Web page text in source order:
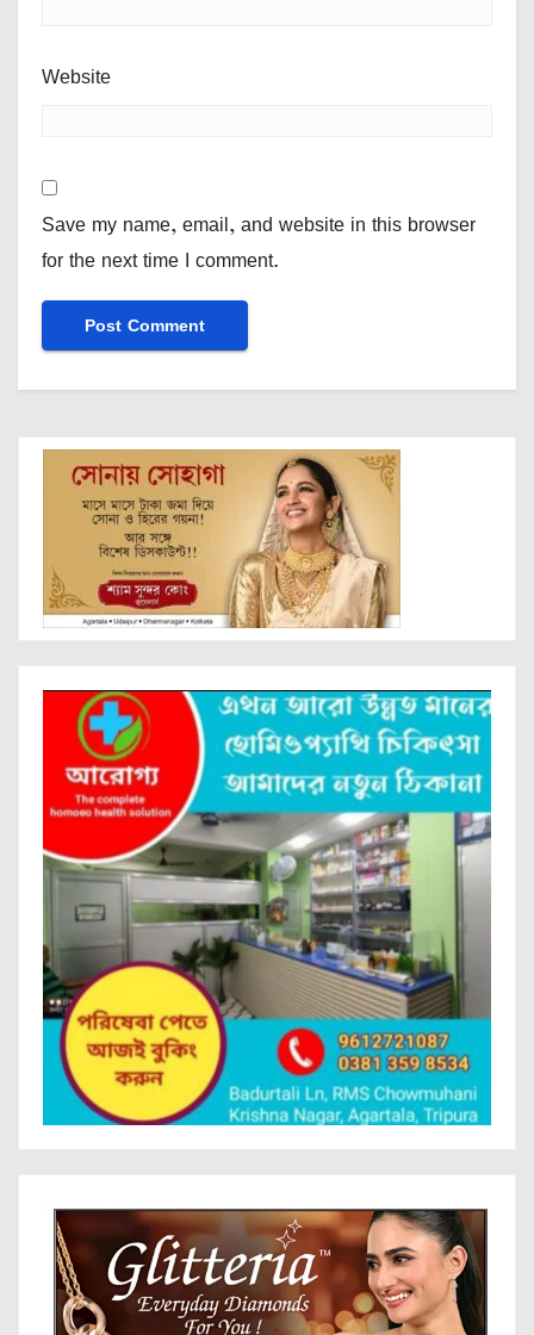
Website
Save my name, email, and website in this browser
for the next time I comment.